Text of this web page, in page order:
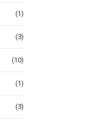
(1)
(3)
(10)
(1)
(3)